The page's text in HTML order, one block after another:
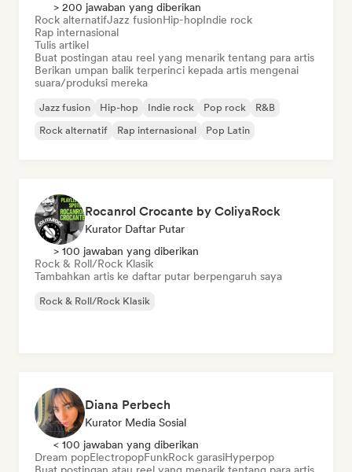
> 200 jawaban yang diberikan
Rock alternatifJazz fusionHip-hopIndie rock
Rap internasional
Tulis artikel
Buat postingan atau reel yang menarik tentang para artis
Berikan umpan balik terperinci kepada artis mengenai
suara/produksi mereka
Jazz fusion Hip-hop Indie rock Pop rock
R&B
Rock alternatif
Rap internasional Pop Latin
Rocanrol Crocante by ColiyaRock
Kurator Daftar Putar
> 100 jawaban yang diberikan
Rock & Roll/Rock Klasik
Tambahkan artis ke daftar putar berpengaruh saya
Rock & Roll/Rock Klasik
Diana Perbech
Kurator Media Sosial
< 100 jawaban yang diberikan
Dream popElectropopFunkRock garasiHyperpop